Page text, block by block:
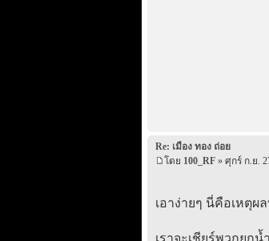
Re: เมือง ทอง ถ่อย
โดย 100_RF» ศุกร์ ก.ย.
เอาง่ายๆ นี่คือเหตุผ